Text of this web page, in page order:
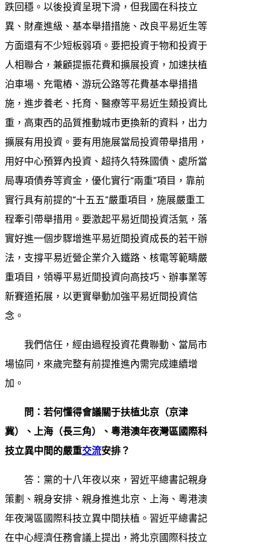
跌回穩。以後投資呈現下滑，但我國在科技立
異、財產進級、基本舉措措施、改良平易近生等
方面還有不少短板弱項。要把投資于物和投資于
人相聯合，兼顧提振花費和擴展投資，加速扶植
泊車場、充電樁、游玩公路等花費基本舉措措
施，進步養老、托育、醫療等平易近生類投資比
重，高東西的品質推動城市更換新的資料，出力
擴展有用投資。要有用施展當局投資帶舉措用，
用好中心預算內投資、超持久特殊國債、處所當
局專項債券等資金，優化實行“兩重”項目，靠前
實行具有前提的“十五五”嚴重項目，施展嚴重工
程牽引帶舉措用。要激起平易近間投資活氣，落
實好進一個步驟增進平易近間投資成長的若干辦
法，支撐平易近營企業介入鐵路、核電等範疇嚴
重項目，領導平易近間投資向高技巧、辦事業等
新賽道拓展，以更實舉動加強平易近間投資信
念。
我們信任，經由過程投資花費聯動、當局市
場協同，來歲完整有前提推進內需完成連續增
加。
問：若何懂得會議關于扶植北京（京津
冀）、上海（長三角）、粵港澳年夜灣區國際科
技立異中間的嚴重交流安排？
答：黨的十八年夜以來，習近平總書記親身
策劃、親身安排、親身推進北京、上海、粵港澳
年夜灣區國際科技立異中間扶植。習近平總書記
在中心經濟任務會議上提出，將北京國際科技立